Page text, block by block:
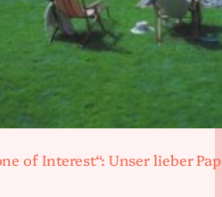
of Interest“: Unser lieber